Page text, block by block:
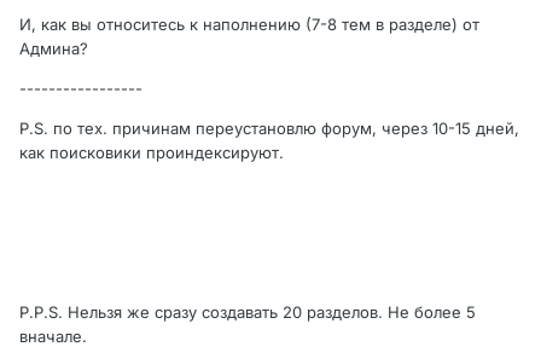
И, как вы относитесь к наполнению (7-8 тем в разделе) от
Админа?
-----------------
P.S. по тех. причинам переустановлю форум, через 10-15 дней,
как поисковики проиндексируют.
P.P.S. Нельзя же сразу создавать 20 разделов. Не более 5
вначале.